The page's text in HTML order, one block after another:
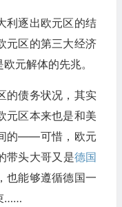
利逐出欧元区的结
元区的第三大经济
元解体的先兆。
的债务状况，其实
元区本来也是和美
的——可惜，欧元
带头大哥又是德国
也能够遵循德国一
……